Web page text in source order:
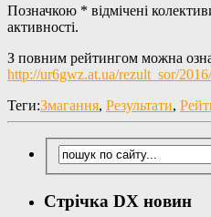
Позначкою * відмічені
активності.
З повним рейтингом можна
http://ur6gwz.at.ua/rezult_sor/
Теги:Змагання, Результати,
Стрічка DX новин